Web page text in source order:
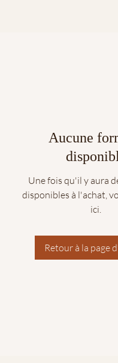
Aucune
Une fois qu'il y aura
disponibles à l'achat,
ici.
Retour à la page